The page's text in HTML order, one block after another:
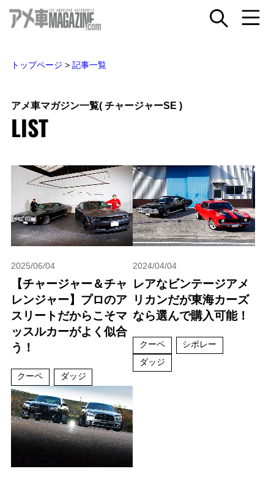
トップページ > 記事一覧
アメ車マガジン一覧( チャージャーSE )
LIST
2025/06/04
【チャージャー＆チャ
レンジャー】プロのア
スリートだからこそマ
ッスルカーがよく似合
う！
クーペ ダッジ
2024/04/04
レアなビンテージアメ
リカンだが東海カーズ
なら選んで購入可能！
クーペ
シボレー
ダッジ